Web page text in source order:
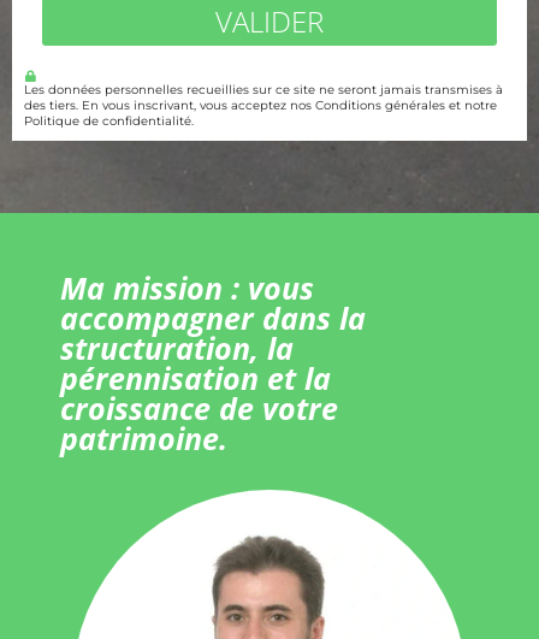
VALIDER
Les données personnelles recueillies sur ce site ne seront jamais transmises à
des tiers. En vous inscrivant, vous acceptez nos Conditions générales et notre
Politique de confidentialité.
Ma mission : vous
accompagner dans la
structuration, la
pérennisation et la
croissance de votre
patrimoine.